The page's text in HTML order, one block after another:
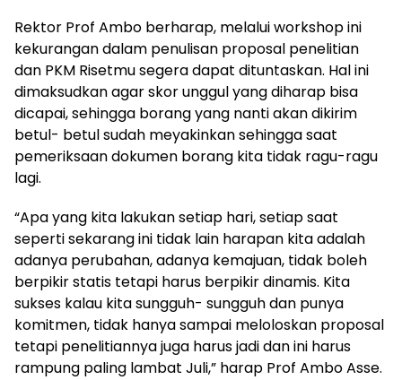
Rektor Prof Ambo berharap, melalui workshop ini
kekurangan dalam penulisan proposal penelitian
dan PKM Risetmu segera dapat dituntaskan. Hal ini
dimaksudkan agar skor unggul yang diharap bisa
dicapai, sehingga borang yang nanti akan dikirim
betul- betul sudah meyakinkan sehingga saat
pemeriksaan dokumen borang kita tidak ragu-ragu
lagi.
“Apa yang kita lakukan setiap hari, setiap saat
seperti sekarang ini tidak lain harapan kita adalah
adanya perubahan, adanya kemajuan, tidak boleh
berpikir statis tetapi harus berpikir dinamis. Kita
sukses kalau kita sungguh- sungguh dan punya
komitmen, tidak hanya sampai meloloskan proposal
tetapi penelitiannya juga harus jadi dan ini harus
rampung paling lambat Juli,” harap Prof Ambo Asse.